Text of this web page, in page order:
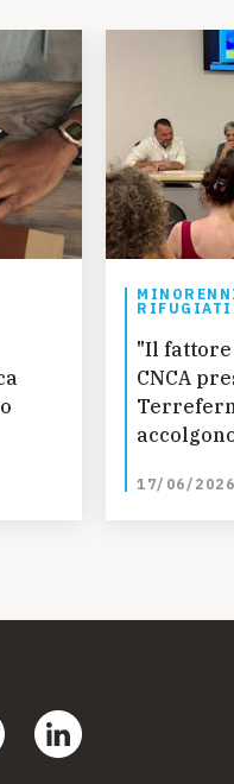
RIFUGIATI
"Il fattore
CNCA
17/06/2026